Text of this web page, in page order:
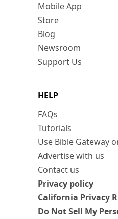
Mobile App
Store
Blog
Newsroom
Support Us
HELP
FAQs
Tutorials
Use Bible Gateway
Advertise with us
Contact us
Privacy policy
California Privacy
Do Not Sell My